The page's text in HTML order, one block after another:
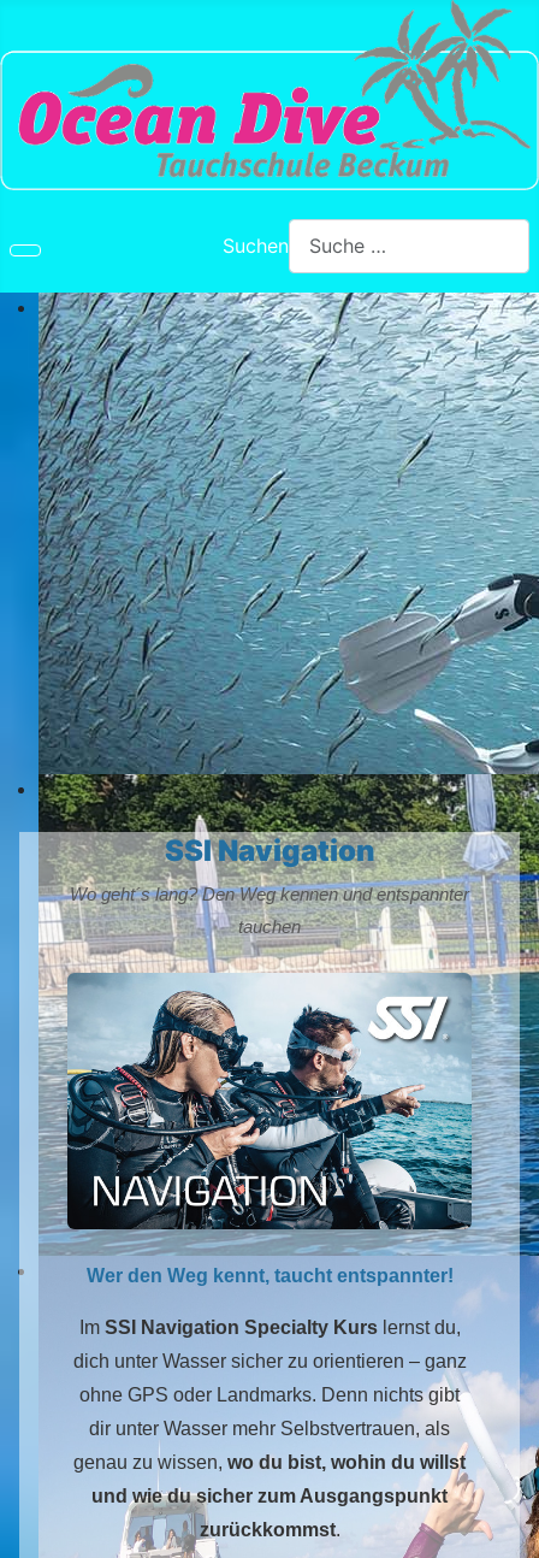
Suchen
SSI Navigation
Wo geht´s lang? Den Weg kennen und entspannter
tauchen
Wer den Weg kennt, taucht entspannter!
Im SSI Navigation Specialty Kurslernst du,
dich unter Wasser sicher zu orientieren – ganz
ohne GPS oder Landmarks. Denn nichts gibt
dir unter Wasser mehr Selbstvertrauen, als
genau zu wissen, wo du bist, wohin du willst
und wie du sicher zum Ausgangspunkt
zurückkommst.